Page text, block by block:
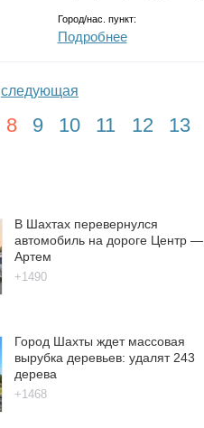
Город/нас. пункт:
Подробнее
следующая
8 9 10 11 12 13
В Шахтах перевернулся
автомобиль на дороге Центр —
Артем
+1490
Город Шахты ждет массовая
вырубка деревьев: удалят 243
дерева
+1468